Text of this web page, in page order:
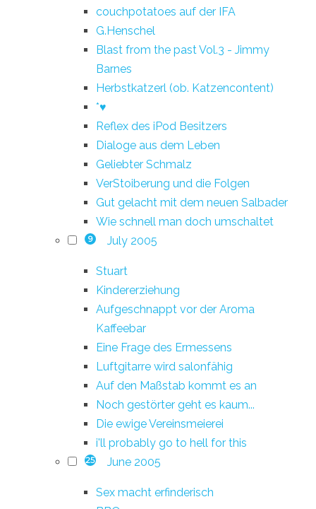
couchpotatoes auf der IFA
G.Henschel
Blast from the past Vol.3 - Jimmy
Barnes
Herbstkatzerl (ob. Katzencontent)
*♥
Reflex des iPod Besitzers
Dialoge aus dem Leben
Geliebter Schmalz
VerStoiberung und die Folgen
Gut gelacht mit dem neuen Salbader
Wie schnell man doch umschaltet
9 July 2005
Stuart
Kindererziehung
Aufgeschnappt vor der Aroma
Kaffeebar
Eine Frage des Ermessens
Luftgitarre wird salonfähig
Auf den Maßstab kommt es an
Noch gestörter geht es kaum...
Die ewige Vereinsmeierei
i'll probably go to hell for this
25 June 2005
Sex macht erfinderisch